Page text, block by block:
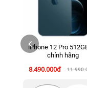
70 Nguyễn An
24h Vũng Tàu:
Tàu cũ)
198 Hoàng Văn
iPhone 12 Pro
chính hãng
8.490.000đ